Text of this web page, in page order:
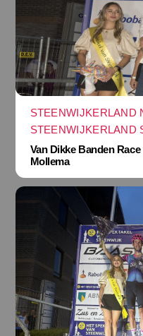
STEENWIJKERLAND
STEENWIJKERLAND
Van Dikke Banden
Mollema